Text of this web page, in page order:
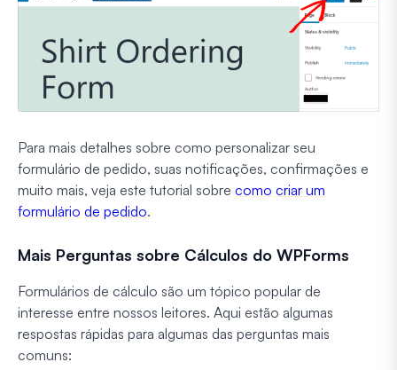
Para mais detalhes sobre como personalizar seu
formulário de pedido, suas notificações, confirmações e
muito mais, veja este tutorial sobre como criar um
formulário de pedido.
Mais Perguntas sobre Cálculos do WPForms
Formulários de cálculo são um tópico popular de
interesse entre nossos leitores. Aqui estão algumas
respostas rápidas para algumas das perguntas mais
comuns: